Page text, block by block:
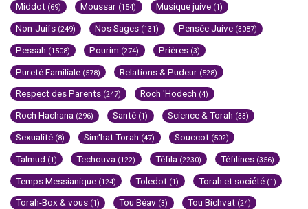
Middot (69) Moussar (154) Musique juive (1)
Non-Juifs (249) Nos Sages (131) Pensée Juive (3087)
Pessah (1508) Pourim (274) Prières (3)
Pureté Familiale (578) Relations & Pudeur (528)
Respect des Parents (247) Roch 'Hodech (4)
Roch Hachana (296) Santé (1) Science & Torah (33)
Sexualité (8) Sim'hat Torah (47) Souccot (502)
Talmud (1) Techouva (122) Téfila (2230) Téfilines (356)
Temps Messianique (124) Toledot (1) Torah et société (1)
Torah-Box & vous (1) Tou Béav (3) Tou Bichvat (24)